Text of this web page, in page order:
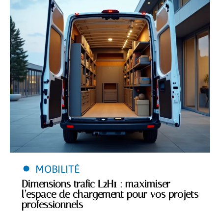
MOBILITÉ
Dimensions trafic L2H1 : maximiser
l’espace de chargement pour vos projets
professionnels